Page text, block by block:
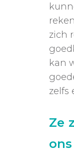
zich
kan
zelfs
Ze
ons